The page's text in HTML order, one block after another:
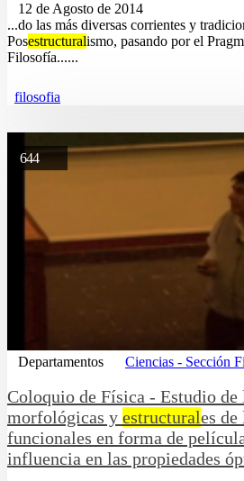
12 de Agosto de 2014
...do las más diversas corrientes y
Posestructuralismo, pasando por el
Filosofía......
filosofia
644
Departamentos Ciencias - Sección
Coloquio de Fí­sica - Estudio de
morfológicas y estructurales
funcionales en forma de
influencia en las propiedades